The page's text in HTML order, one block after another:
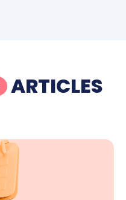
ARTICLES